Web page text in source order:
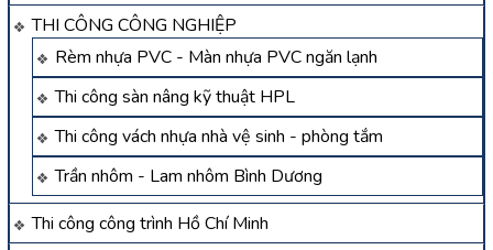
THI CÔNG CÔNG NGHIỆP
Rèm nhựa PVC - Màn nhựa PVC ngăn lạnh
Thi công sàn nâng kỹ thuật HPL
Thi công vách nhựa nhà vệ sinh - phòng tắm
Trần nhôm - Lam nhôm Bình Dương
Thi công công trình Hồ Chí Minh